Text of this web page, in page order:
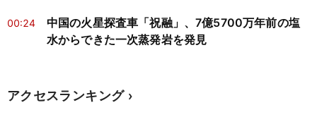
00:24
中国の火星探査車「祝融」、7億5700万年前の塩
水からできた一次蒸発岩を発見
アクセスランキング